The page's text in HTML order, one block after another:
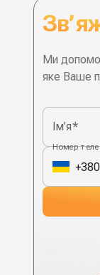
Наші
Ми
яке Ваше
Ім’я*
Номер